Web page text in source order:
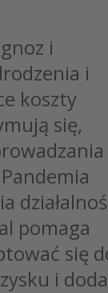
i
i
koszty
się,
pomaga
się
i